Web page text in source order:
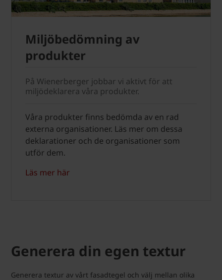
Miljöbedömning av
produkter
På Wienerberger jobbar vi aktivt för att
miljödeklarera våra produkter.
Våra produkter finns bedömda av en rad
externa organisationer. Läs mer om dessa
deklarationer och de organisationer som
utför dem.
Läs mer här
Generera din egen textur
Generera textur av vårt fasadtegel och välj mellan olika